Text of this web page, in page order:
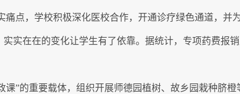
痛点，学校积极深化医校合作，开通诊疗绿色通道，并
实实在在的变化让学生有了依靠。据统计，专项药费报
课”的重要载体，组织开展师德园植树、故乡园栽种脐